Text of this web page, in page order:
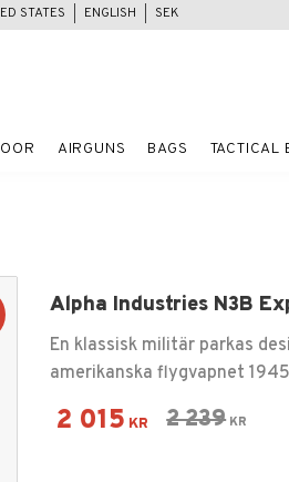
STATES ENGLISH SEK
AIRGUNS BAGS TACTICAL
Alpha Industries N3B
En klassisk militär parkas
amerikanska flygvapnet
Reduced price:
2 015 KR Original
2 239KR